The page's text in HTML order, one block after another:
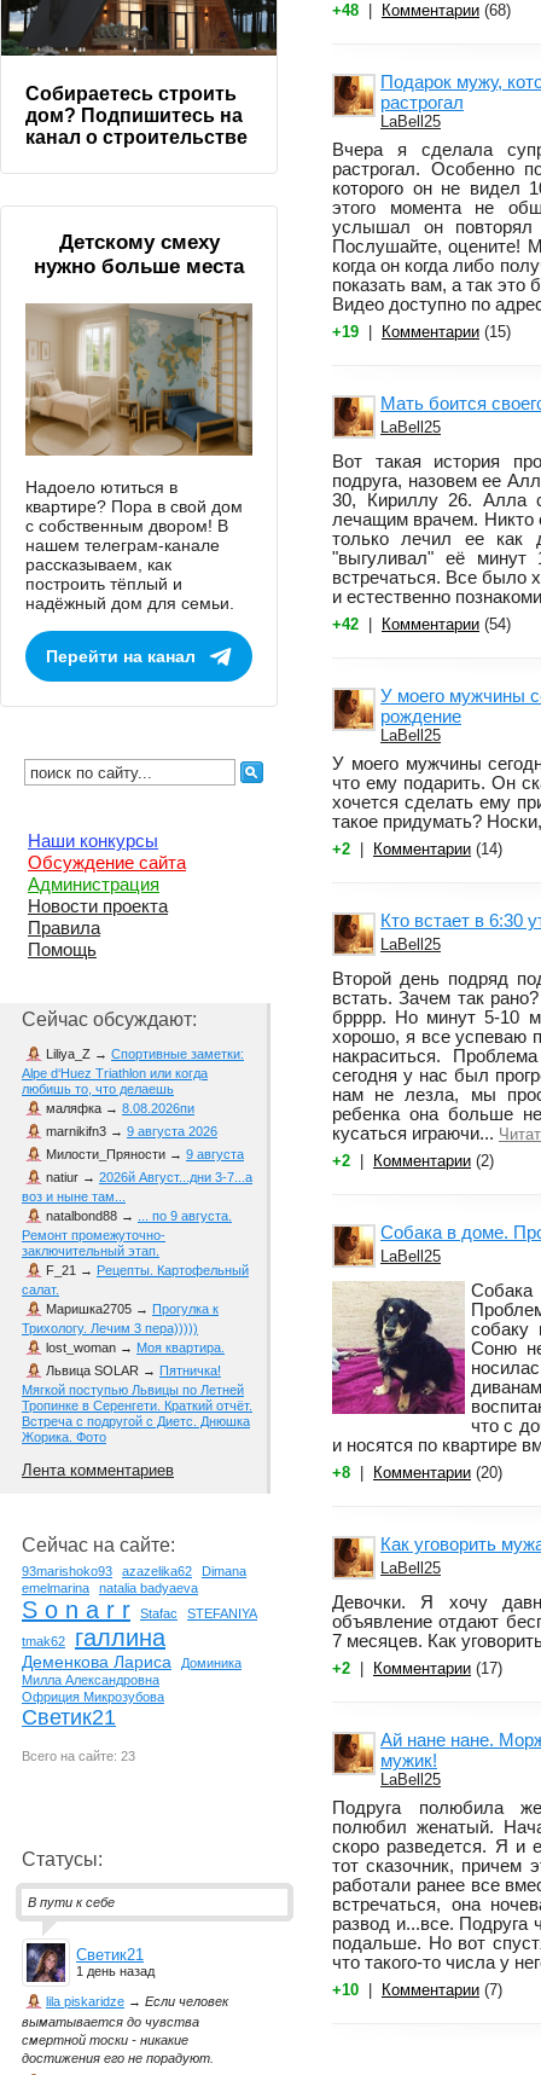
+48 Комментарии (68)
Подарок мужу,
растрогал
LaBell25
Вчера я сделала
растрогал. Особенно
которого он не видел
этого момента не
услышал он
Послушайте, оцените!
когда он когда либо
показать вам, а так это
Видео доступно по
+19 Комментарии (15)
Мать боится
LaBell25
Вот такая история
подруга, назовем ее
30, Кириллу 26. Алла
лечащим врачем. Никто
только лечил ее как
"выгуливал" её минут
встречаться. Все было
и естественно
+42 Комментарии (54)
У моего мужчины
рождение
LaBell25
У моего мужчины
что ему подарить. Он
хочется сделать ему
такое придумать?
+2 Комментарии (14)
Кто встает в 6:30
LaBell25
Второй день подряд
встать. Зачем так
брррр. Но минут 5-10
хорошо, я все успеваю
накраситься.
сегодня у нас был
нам не лезла, мы
ребенка она больше
кусаться играючи...
+2
Комментарии (2)
Собака в доме.
LaBell25
собаку
Соню
что с
и носятся по квартире
+8 Комментарии (20)
Как уговорить
LaBell25
Девочки. Я хочу
объявление отдают
7 месяцев. Как
+2 Комментарии (17)
Ай нане нане.
мужик!
LaBell25
Подруга полюбила
полюбил женатый.
скоро разведется. Я и
тот сказочник, причем
работали ранее все
встречаться, она
развод и...все. Подруга
подальше. Но вот
что такого-то числа у
+10 Комментарии (7)
Собираетесь строить
дом? Подпишитесь на
канал о строительстве
Детскому смеху
нужно больше места
Надоело ютиться в
квартире? Пора в свой дом
с собственным двором! В
нашем телеграм-канале
рассказываем, как
построить тёплый и
надёжный дом для семьи.
Перейти на канал
Наши конкурсы
Обсуждение сайта
Администрация
Новости проекта
Правила
Помощь
Сейчас обсуждают:
Liliya_Z → Спортивные заметки:
Alpe d‘Huez Triathlon или когда
любишь то, что делаешь
маляфка → 8.08.2026пи
marnikifn3 → 9 августа 2026
Милости_Пряности → 9 августа
natiur → 2026й Август...дни 3-7...а
воз и ныне там...
natalbond88 → ... по 9 августа.
Ремонт промежуточно-
заключительный этап.
F_21 → Рецепты. Картофельный
салат.
Маришка2705 → Прогулка к
Трихологу. Лечим 3 пера)))))
lost_woman → Моя квартира.
Львица SOLAR → Пятничка!
Мягкой поступью Львицы по Летней
Тропинке в Серенгети. Краткий отчёт.
Встреча с подругой с Диетс. Днюшка
Жорика. Фото
Лента комментариев
Сейчас на сайте:
93marishoko93 azazelika62
Dimana
emelmarina
natalia badyaeva
S o n a r r Stafac
STEFANIYA
tmak62
галлина
Деменкова Лариса
Доминика
Милла Александровна
Офриция Микрозубова
Светик21
Всего на сайте: 23
Статусы:
В пути к себе
Светик21
1 день назад
lila piskaridze → Если человек
выматывается до чувства
смертной тоски - никакие
достижения его не порадуют.